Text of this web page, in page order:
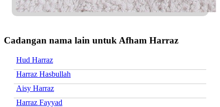
Cadangan nama lain untuk Afham Harraz
Hud Harraz
Harraz Hasbullah
Aisy Harraz
Harraz Fayyad